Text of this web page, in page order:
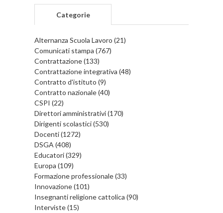
Categorie
Alternanza Scuola Lavoro (21)
Comunicati stampa (767)
Contrattazione (133)
Contrattazione integrativa (48)
Contratto d'istituto (9)
Contratto nazionale (40)
CSPI (22)
Direttori amministrativi (170)
Dirigenti scolastici (530)
Docenti (1272)
DSGA (408)
Educatori (329)
Europa (109)
Formazione professionale (33)
Innovazione (101)
Insegnanti religione cattolica (90)
Interviste (15)